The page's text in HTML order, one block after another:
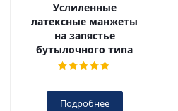
Услиленные
латексные манжеты
на запястье
бутылочного типа
Подробнее